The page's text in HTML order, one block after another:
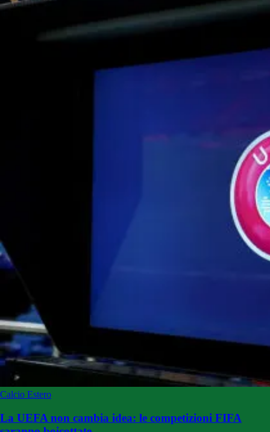
Calcio Estero
La UEFA non cambia idea: le competizioni FIFA